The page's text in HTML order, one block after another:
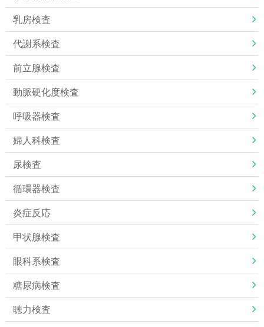
乳房検査
代謝系検査
前立腺検査
動脈硬化度検査
呼吸器検査
婦人科検査
尿検査
循環器検査
炎症反応
甲状腺検査
眼科系検査
糖尿病検査
聴力検査